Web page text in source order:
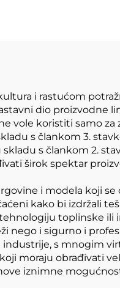
i rastućom
dio proizvodne
vole koristiti samo
s člankom 3.
s člankom 2.
širok spektar
i modela koji
kako bi izdržali
toplinske ili
nego i sigurno i
s mnogim
moraju obrađivati
iznimne